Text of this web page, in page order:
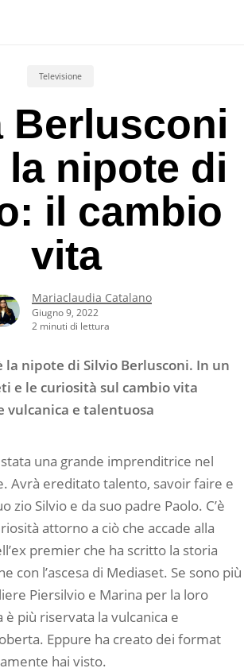
Televisione
Berlusconi
la nipote di
il cambio
vita
Mariaclaudia Catalano
Giugno 9, 2022
2 minuti di lettura
la nipote di Silvio Berlusconi. In un
e le curiosità sul cambio vita
vulcanica e talentuosa
una grande imprenditrice nel
Avrà ereditato talento, savoir faire e
zio Silvio e da suo padre Paolo. C’è
attorno a ciò che accade alla
premier che ha scritto la storia
con l’ascesa di Mediaset. Se sono più
Piersilvio e Marina per la loro
più riservata la vulcanica e
Eppure ha creato dei format
hai visto.